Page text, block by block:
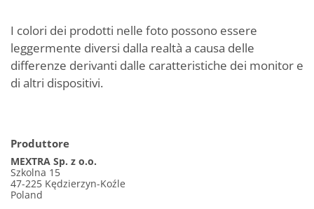
I colori dei prodotti nelle foto possono essere
leggermente diversi dalla realtà a causa delle
differenze derivanti dalle caratteristiche dei monitor e
di altri dispositivi.
Produttore
MEXTRA Sp. z o.o.
Szkolna 15
47-225 Kędzierzyn-Koźle
Poland